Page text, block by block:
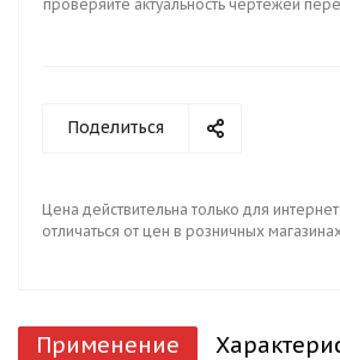
проверяйте актуальность чертежей
Поделиться
Цена действительна только для
отличаться от цен в розничных
Применение